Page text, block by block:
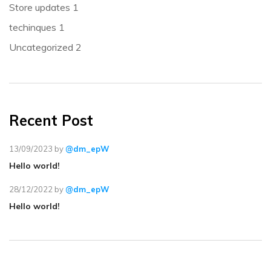
Store updates 1
techinques 1
Uncategorized 2
Recent Post
13/09/2023 by @dm_epW
Hello world!
28/12/2022 by @dm_epW
Hello world!